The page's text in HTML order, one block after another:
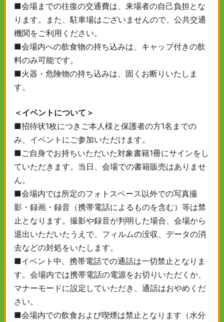
■会場までの往復の交通費は、来場者の自己負担とな
ります。また、駐車場はございませんので、公共交通
機関をご利用ください。
■会場内への飲食物の持ち込みは、キャップ付きの飲
料のみ可能です。
■火器・危険物の持ち込みは、固くお断りいたしま
す。
＜イベントについて＞
■招待状1枚につきご本人様と保護者の方1名までの
み、イベントにご参加いただけます。
■ご自身でお持ちいただいた対象書籍1冊にサインをし
ていただきます。当日、会場での書籍販売はありませ
ん。
■会場内では所定のフォトスペース以外での写真撮
影・録画・録音（携帯電話によるものを含む）等は禁
止となります。撮影や録音が判明した場合、会場から
退出いただいたうえで、フィルムの没収、データの消
去などの対処をいたします。
■イベント中、携帯電話での通話は一切禁止となりま
す。会場内では携帯電話の電源をお切りいただくか、
マナーモードに設定していただき、通話はおやめくだ
さい。
■会場内での飲食および喫煙は禁止となります（水分